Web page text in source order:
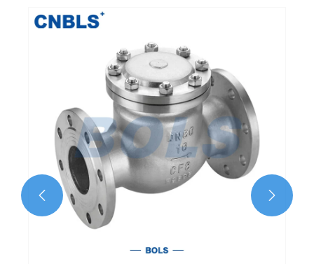
Válvulas de retenção de elevação em aço
Veja mais >>
 